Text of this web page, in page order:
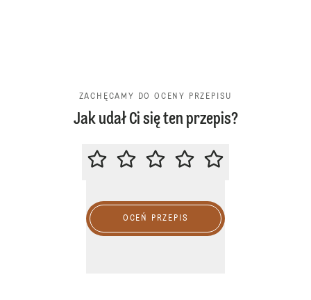
ZACHĘCAMY DO OCENY PRZEPISU
Jak udał Ci się ten przepis?
ZACHĘCAMY DO OCENY
OCEŃ PRZEPIS